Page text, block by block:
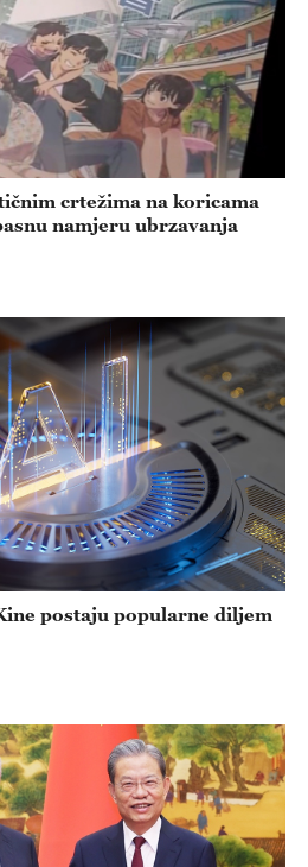
crtežima na koricama
namjeru ubrzavanja
postaju popularne diljem